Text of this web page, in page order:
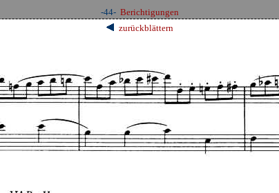
zurückblättern
-44- Berichtigungen